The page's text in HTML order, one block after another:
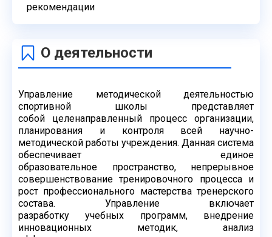
рекомендации
О деятельности
Управление методической деятельностью
спортивной школы представляет
собой целенаправленный процесс организации,
планирования и контроля всей научно-
методической работы учреждения. Данная система
обеспечивает единое
образовательное пространство, непрерывное
совершенствование тренировочного процесса и
рост профессионального мастерства тренерского
состава. Управление включает
разработкуучебных программ, внедрение
инновационных методик, анализ